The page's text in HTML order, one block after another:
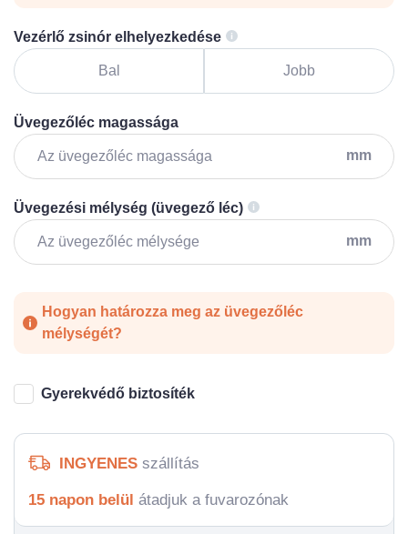
Vezérlő zsinór elhelyezkedése
Bal Jobb
Üvegezőléc magassága
mm
Üvegezési mélység (üvegező léc)
mm
Hogyan határozza meg az üvegezőléc
mélységét?
Gyerekvédő biztosíték
INGYENES szállítás
15 napon belül átadjuk a fuvarozónak